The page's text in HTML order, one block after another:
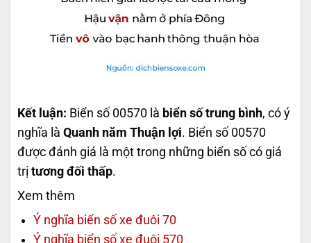
Kết luận: Biển số 00570 là biển số trung bình, có ý
nghĩa là Quanh năm Thuận lợi. Biển số 00570
được đánh giá là một trong những biển số có giá
trị tương đối thấp.
Xem thêm
Ý nghĩa biển số xe đuôi 70
Ý nghĩa biển số xe đuôi 570